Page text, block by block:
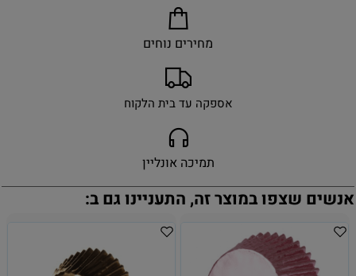
מחירים נוחים
אספקה עד בית הלקוח
תמיכה אונליין
אנשים שצפו במוצר זה, התעניינו גם ב: